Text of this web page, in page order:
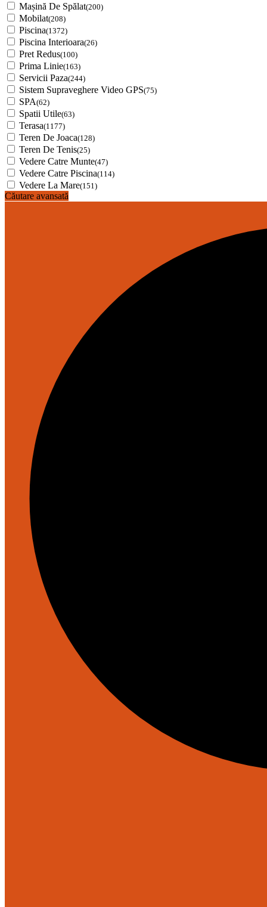
Mașină De Spălat(200)
Mobilat(208)
Piscina(1372)
Piscina Interioara(26)
Pret Redus(100)
Prima Linie(163)
Servicii Paza(244)
Sistem Supraveghere Video GPS(75)
SPA(62)
Spatii Utile(63)
Terasa(1177)
Teren De Joaca(128)
Teren De Tenis(25)
Vedere Catre Munte(47)
Vedere Catre Piscina(114)
Vedere La Mare(151)
Căutare avansată